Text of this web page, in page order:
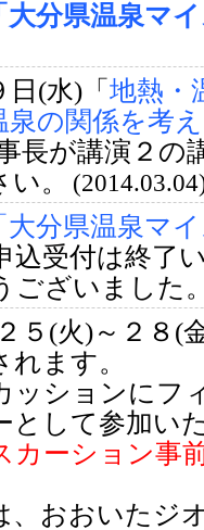
大分県温泉マ
日(水)「 地熱・
の関係を考
長が講演２の
。
大分県温泉マ
込受付は終了
ございました
５(火)～２８(
れます。
ッションにフ
として参加い
カーション事
、おおいたジ